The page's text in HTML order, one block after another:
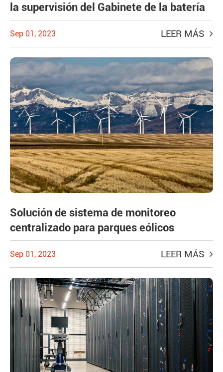
la supervisión del Gabinete de la batería
Sep 01, 2023 LEER MÁS
Solución de sistema de monitoreo
centralizado para parques eólicos
Sep 01, 2023 LEER MÁS